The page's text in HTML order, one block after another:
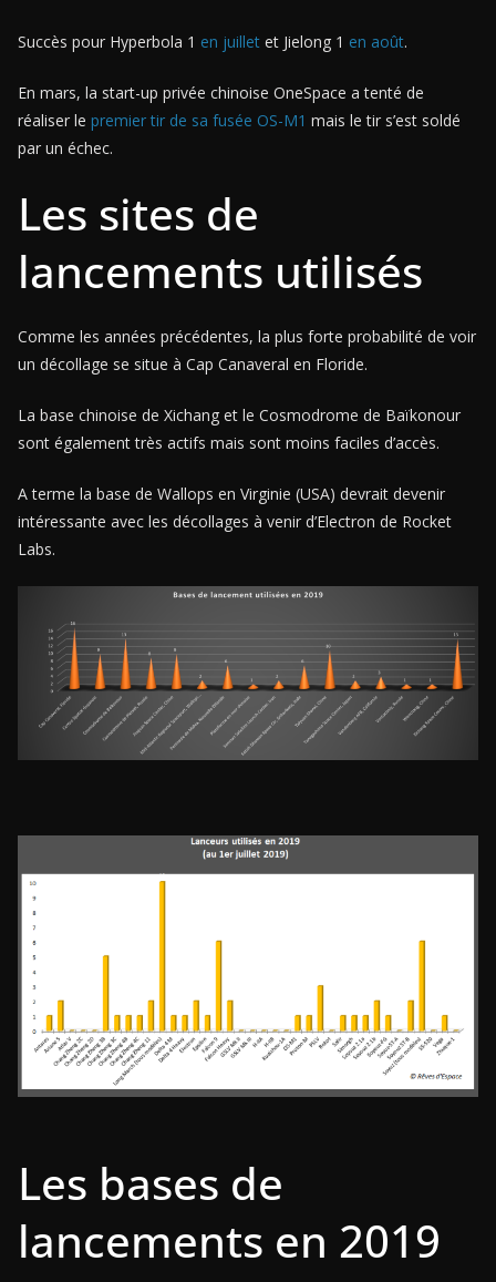
Succès pour Hyperbola 1 en juillet et Jielong 1 en août.
En mars, la start-up privée chinoise OneSpace a tenté de
réaliser le premier tir de sa fusée OS-M1 mais le tir s’est soldé
par un échec.
Les sites de
lancements utilisés
Comme les années précédentes, la plus forte probabilité de voir
un décollage se situe à Cap Canaveral en Floride.
La base chinoise de Xichang et le Cosmodrome de Baïkonour
sont également très actifs mais sont moins faciles d’accès.
A terme la base de Wallops en Virginie (USA) devrait devenir
intéressante avec les décollages à venir d’Electron de Rocket
Labs.
Les bases de
lancements en 2019